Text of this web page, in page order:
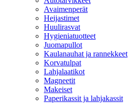
Avaimenperät
Heijastimet
Huulirasvat
Hygieniatuotteet
Juomapullot
Kaulanauhat ja rannekkeet
Korvatulpat
Lahjalaatikot
Magneetit
Makeiset
Paperikassit ja lahjakassit